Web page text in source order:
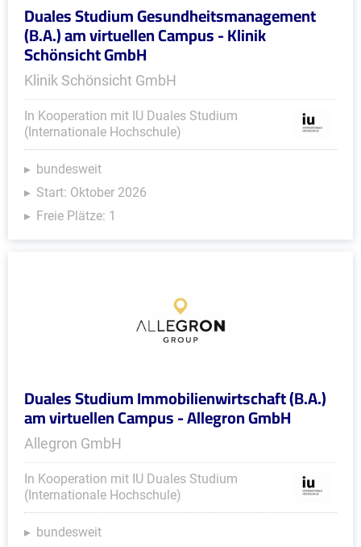
Duales Studium Gesundheitsmanagement
(B.A.) am virtuellen Campus - Klinik
Schönsicht GmbH
Klinik Schönsicht GmbH
In Kooperation mit IU Duales Studium
(Internationale Hochschule)
bundesweit
Start: Oktober 2026
Freie Plätze: 1
Duales Studium Immobilienwirtschaft (B.A.)
am virtuellen Campus - Allegron GmbH
Allegron GmbH
In Kooperation mit IU Duales Studium
(Internationale Hochschule)
bundesweit